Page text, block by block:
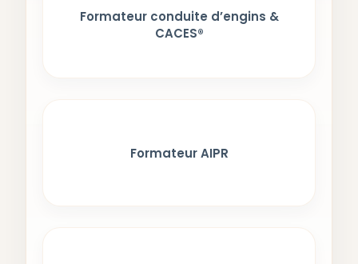
Formateur conduite d’engins &
CACES®
Formateur AIPR